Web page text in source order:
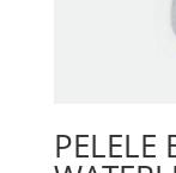
PELELE